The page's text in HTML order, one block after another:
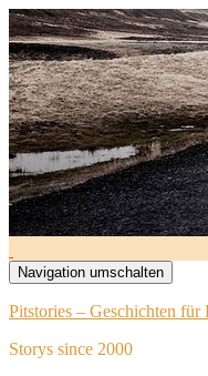
Navigation umschalten
Pitstories – Geschichten
Storys since 2000